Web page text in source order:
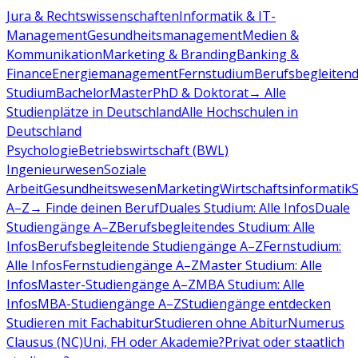
Jura & RechtswissenschaftenInformatik & IT-
ManagementGesundheitsmanagementMedien &
KommunikationMarketing & BrandingBanking &
FinanceEnergiemanagementFernstudiumBerufsbegleitend
StudiumBachelorMasterPhD & Doktorat→ Alle
Studienplätze in DeutschlandAlle Hochschulen in
Deutschland
PsychologieBetriebswirtschaft (BWL)
IngenieurwesenSoziale
ArbeitGesundheitswesenMarketingWirtschaftsinformatik
A–Z→ Finde deinen BerufDuales Studium: Alle InfosDuale
Studiengänge A–ZBerufsbegleitendes Studium: Alle
InfosBerufsbegleitende Studiengänge A–ZFernstudium:
Alle InfosFernstudiengänge A–ZMaster Studium: Alle
InfosMaster-Studiengänge A–ZMBA Studium: Alle
InfosMBA-Studiengänge A–ZStudiengänge entdecken
Studieren mit FachabiturStudieren ohne AbiturNumerus
Clausus (NC)Uni, FH oder Akademie?Privat oder staatlich